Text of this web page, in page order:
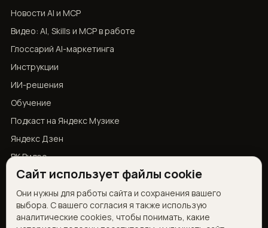
Новости AI и MCP
Видео: AI, Skills и MCP в работе
Глоссарий AI-маркетинга
Инструкции
ИИ-решения
Обучение
Подкаст на Яндекс Музике
Яндекс Дзен
ВК Видео
YouTube
КОНТАКТЫ
Сайт использует файлы cookie
Они нужны для работы сайта и сохранения вашего
выбора. С вашего согласия я также использую
аналитические cookies, чтобы понимать, какие